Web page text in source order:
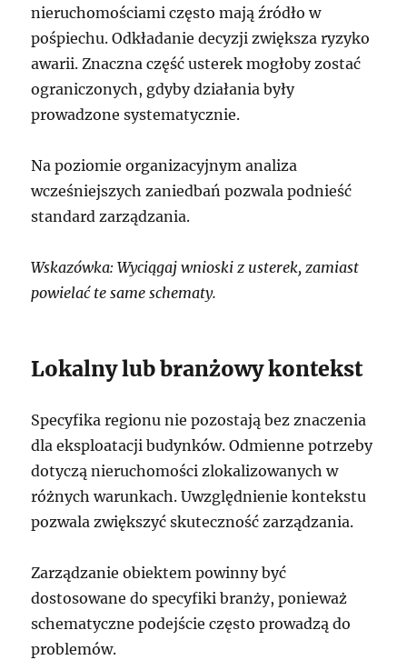
nieruchomościami często mają źródło w
pośpiechu. Odkładanie decyzji zwiększa ryzyko
awarii. Znaczna część usterek mogłoby zostać
ograniczonych, gdyby działania były
prowadzone systematycznie.
Na poziomie organizacyjnym analiza
wcześniejszych zaniedbań pozwala podnieść
standard zarządzania.
Wskazówka: Wyciągaj wnioski z usterek, zamiast
powielać te same schematy.
Lokalny lub branżowy kontekst
Specyfika regionu nie pozostają bez znaczenia
dla eksploatacji budynków. Odmienne potrzeby
dotyczą nieruchomości zlokalizowanych w
różnych warunkach. Uwzględnienie kontekstu
pozwala zwiększyć skuteczność zarządzania.
Zarządzanie obiektem powinny być
dostosowane do specyfiki branży, ponieważ
schematyczne podejście często prowadzą do
problemów.